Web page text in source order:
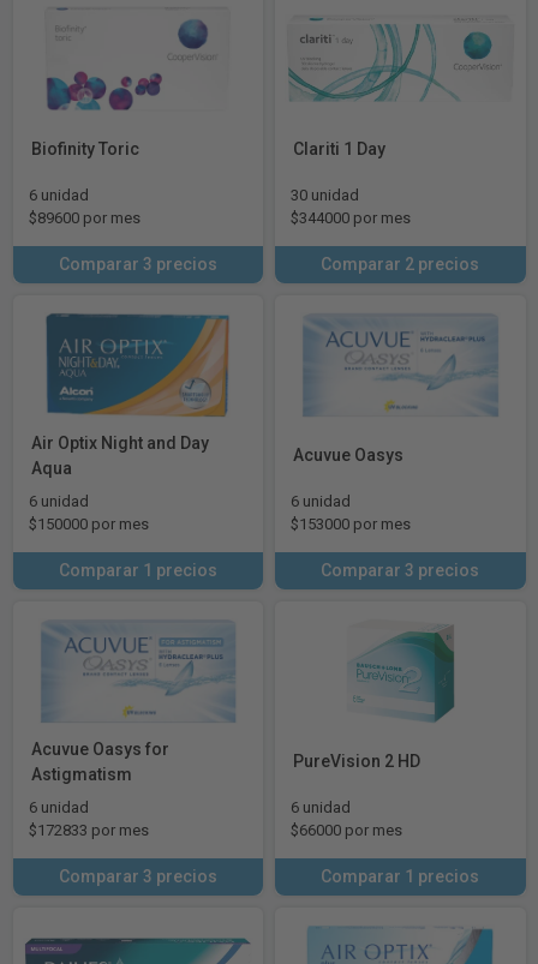
Biofinity Toric
6 unidad
$89600 por mes
Comparar 3 precios
Clariti 1 Day
30 unidad
$344000 por mes
Comparar 2 precios
Air Optix Night and Day
Aqua
6 unidad
$150000 por mes
Comparar 1 precios
Acuvue Oasys
6 unidad
$153000 por mes
Comparar 3 precios
Acuvue Oasys for
Astigmatism
6 unidad
$172833 por mes
Comparar 3 precios
PureVision 2 HD
6 unidad
$66000 por mes
Comparar 1 precios